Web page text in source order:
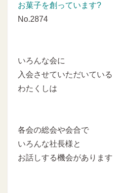
お菓子を創っています?
No.2874
いろんな会に
入会させていただいている
わたくしは
各会の総会や会合で
いろんな社長様と
お話しする機会があります